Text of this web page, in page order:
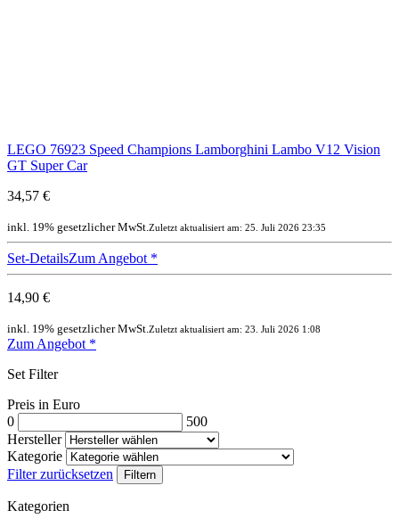
LEGO 76923 Speed Champions Lamborghini Lambo V12 Vision
GT Super Car
34,57 €
inkl. 19% gesetzlicher MwSt. Zuletzt aktualisiert am: 25. Juli 2026 23:35
Set-DetailsZum Angebot *
14,90 €
inkl. 19% gesetzlicher MwSt. Zuletzt aktualisiert am: 23. Juli 2026 1:08
Zum Angebot *
Set Filter
Preis in Euro
0
500
Hersteller
Kategorie
Filter zurücksetzen
Filtern
Kategorien